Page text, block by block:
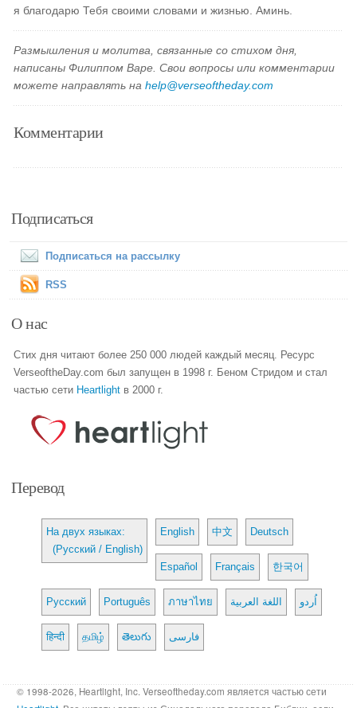
я благодарю Тебя своими словами и жизнью. Аминь.
Размышления и молитва, связанные со стихом дня,
написаны Филиппом Варе. Свои вопросы или комментарии
можете направлять наhelp@verseoftheday.com
Комментарии
Подписаться
Подписаться на рассылку
RSS
О нас
Стих дня читают более 250 000 людей каждый месяц. Ресурс
VerseoftheDay.com был запущен в 1998 г. Беном Стридом и стал
частью сети Heartlight в 2000 г.
Перевод
На двух языках:
(Русский / English)
English 中文 Deutsch
Español Français 한국어
Русский Português ภาษาไทย اللغة العربية اُردو
हिन्दी தமிழ் తెలుగు فارسی
© 1998-2026, Heartlight, Inc. Verseoftheday.com является частью сети